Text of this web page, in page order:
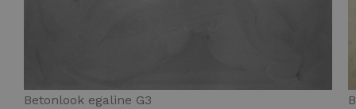
Betonlook egaline G3